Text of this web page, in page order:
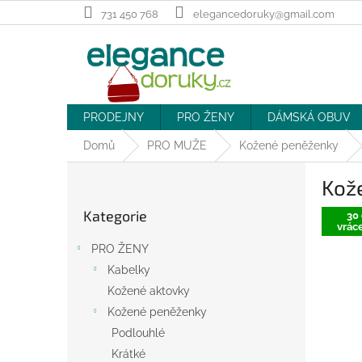
na
731 450 768 elegancedoruky@gmail.com
PRODEJNY PRO ŽENY DÁMSKÁ OBUV
Domů PRO MUŽE Kožené peněženky
kategorie
Kategorie
PRO ŽENY
Kabelky
Kožené aktovky
Kožené peněženky
Podlouhlé
Krátké
30